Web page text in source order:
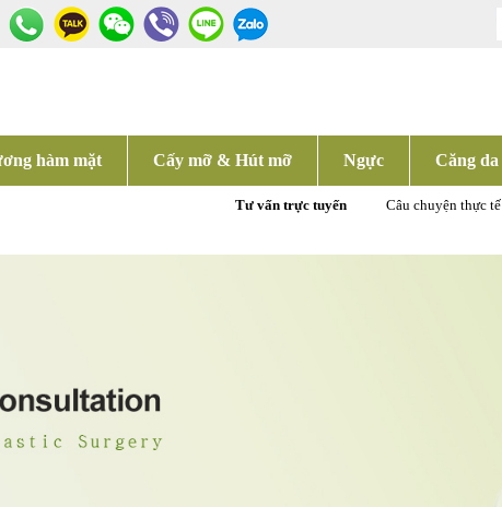
hàm mặt Cấy mỡ & Hút mỡ Ngực Căng da
Tư vấn trực tuyến Câu chuyện thực tế